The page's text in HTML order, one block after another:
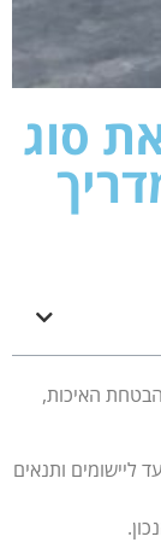
סוג
האיכות,
ליישומים ותנאים